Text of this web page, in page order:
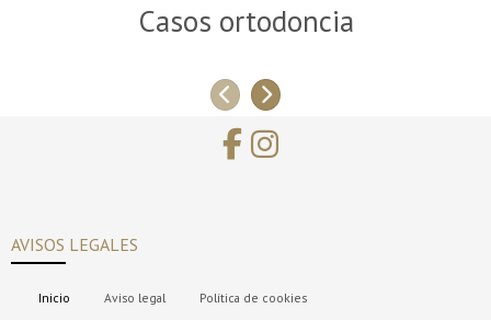
Casos ortodoncia
AnteriorSiguiente
AVISOS LEGALES
Inicio Aviso legal Política de cookies